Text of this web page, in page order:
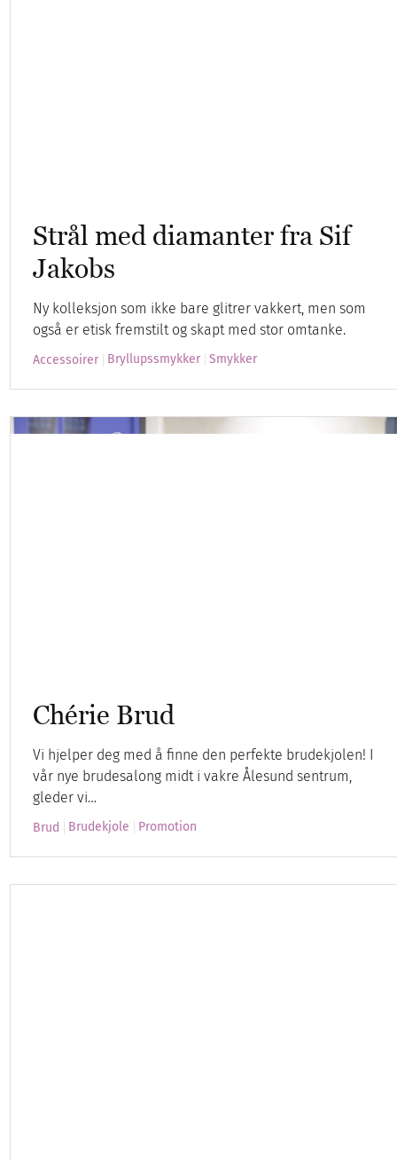
Strål med diamanter fra Sif
Jakobs
Ny kolleksjon som ikke bare glitrer vakkert, men som
også er etisk fremstilt og skapt med stor omtanke.
Accessoirer Bryllupssmykker Smykker
Chérie Brud
Vi hjelper deg med å finne den perfekte brudekjolen! I
vår nye brudesalong midt i vakre Ålesund sentrum,
gleder vi…
Brud Brudekjole Promotion